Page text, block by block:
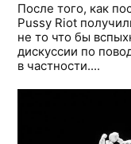
После того, как
Pussy Riot
не то что бы
дискуссии по
в частности....